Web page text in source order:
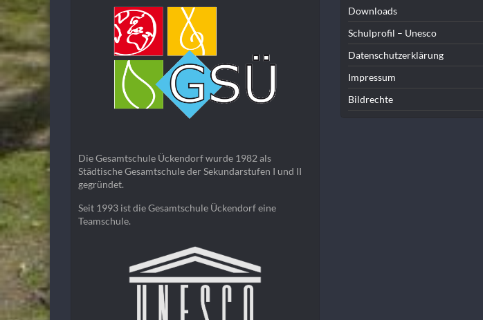
Die Gesamtschule Ückendorf wurde 1982 als
Städtische Gesamtschule der Sekundarstufen I und II
gegründet.
Seit 1993 ist die Gesamtschule Ückendorf eine
Teamschule.
Downloads
Schulprofil – Unesco
Datenschutzerklärung
Impressum
Bildrechte